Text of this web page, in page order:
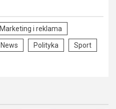
Marketing i reklama
News Polityka Sport